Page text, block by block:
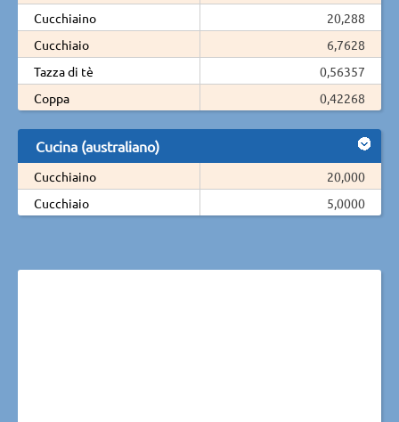
Cucchiaino
20,288
Cucchiaio
6,7628
Tazza di tè
0,56357
Coppa
0,42268
Cucina (australiano)
Cucchiaino
20,000
Cucchiaio
5,0000